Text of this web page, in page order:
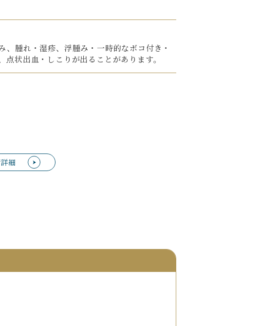
、腫れ・湿疹、浮腫み・一時的なボコ付き・
点状出血・しこりが出ることがあります。
細